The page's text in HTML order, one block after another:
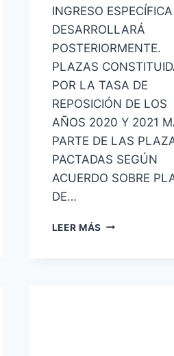
INGRESO
DESARROLLARÁ
POSTERIORMENTE.
PLAZAS
POR LA TASA DE
REPOSICIÓN DE LOS
AÑOS 2020 Y 2021
PARTE DE LAS
PACTADAS SEGÚN
ACUERDO SOBRE
DE…
LEER MÁS TOTAL